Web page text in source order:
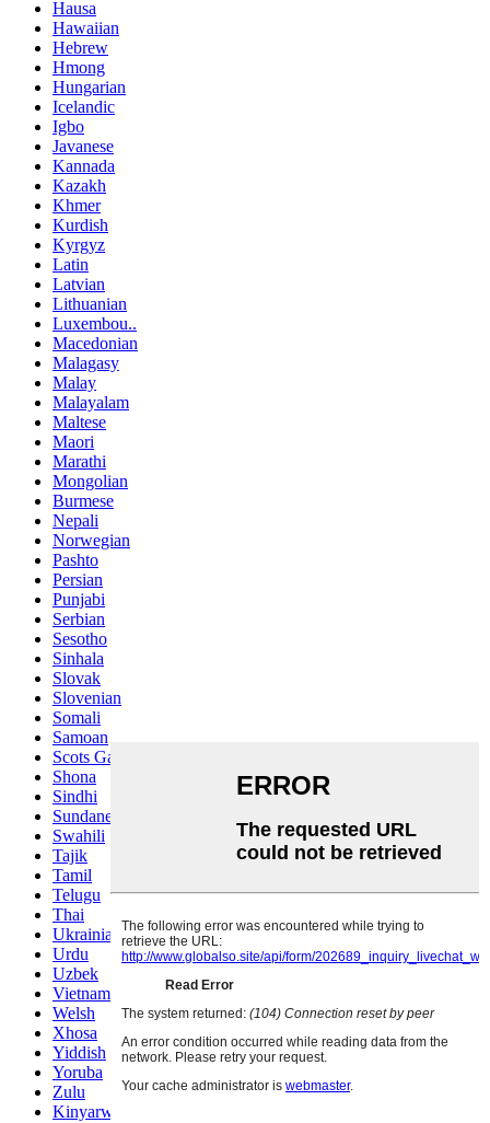
Hausa
Hawaiian
Hebrew
Hmong
Hungarian
Icelandic
Igbo
Javanese
Kannada
Kazakh
Khmer
Kurdish
Kyrgyz
Latin
Latvian
Lithuanian
Luxembou..
Macedonian
Malagasy
Malay
Malayalam
Maltese
Maori
Marathi
Mongolian
Burmese
Nepali
Norwegian
Pashto
Persian
Punjabi
Serbian
Sesotho
Sinhala
Slovak
Slovenian
Somali
Samoan
Scots Gaelic
Shona
Sindhi
Sundanese
Swahili
Tajik
Tamil
Telugu
Thai
Ukrainian
Urdu
Uzbek
Vietnamese
Welsh
Xhosa
Yiddish
Yoruba
Zulu
Kinyarwanda